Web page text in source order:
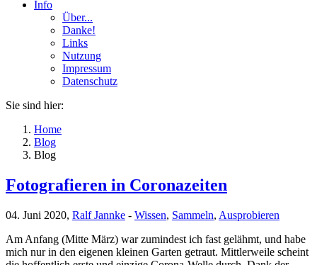
Info
Über...
Danke!
Links
Nutzung
Impressum
Datenschutz
Sie sind hier:
Home
Blog
Blog
Fotografieren in Coronazeiten
04. Juni 2020, Ralf Jannke - Wissen, Sammeln, Ausprobieren
Am Anfang (Mitte März) war zumindest ich fast gelähmt, und habe
mich nur in den eigenen kleinen Garten getraut. Mittlerweile scheint